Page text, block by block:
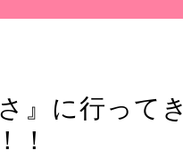
』に行ってき
！